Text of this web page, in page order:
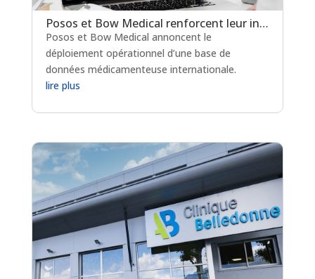
Posos et Bow Medical renforcent leur interopérabilité: la base de données médicamenteuse Posos désormais disponible au sein du logiciel Diane
Posos et Bow Medical annoncent le
déploiement opérationnel d’une base de
données médicamenteuse internationale.
lire plus